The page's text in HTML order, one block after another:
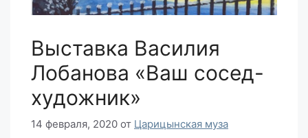
Выставка Василия
Лобанова «Ваш сосед-
художник»
14 февраля, 2020 от Царицынская муза